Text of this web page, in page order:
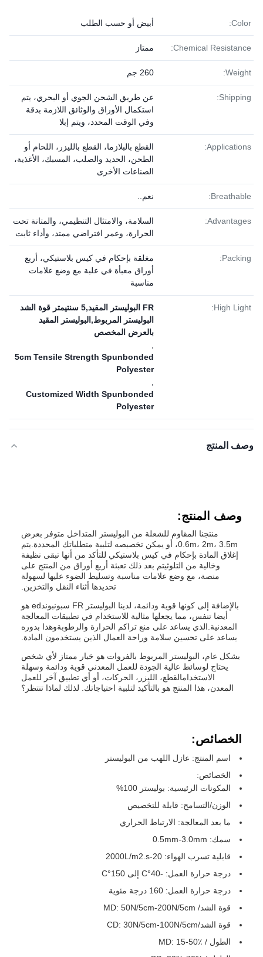
Color: أبيض أو حسب الطلب
Chemical Resistance: ممتاز
Weight: 260 جم
Shipping:
عن طريق الشحن الجوي أو البحري، يتم
استكمال الأوراق والوثائق اللازمة بدقة
وفي الوقت المحدد، ويتم إبلا
Applications:
القطع بالبلازما، القطع بالليزر، اللحام أو
الطحن، الحديد والصلب، المسبك، الأغذية،
الصناعات الأخرى
Breathable: نعم..
Advantages:
السلامة، والامتثال التنظيمي، والمتانة تحت
الحرارة، وعمر افتراضي ممتد، وأداء ثابت
Packing:
مغلقة بإحكام في كيس بلاستيكي، أربع
أوراق معبأة في علبة مع وضع علامات
مناسبة
High Light:
FR البوليستر المقيد,5 سنتيمتر قوة الشد
البوليستر المربوط,البوليستر المقيد
بالعرض المخصص
5cm Tensile Strength Spunbonded
Polyester
Customized Width Spunbonded
Polyester
وصف المنتج
وصف المنتج:
منتجنا المقاوم للشعلة من البوليستر المتداخل متوفر بعرض
0.6m، 2m، 3.5m، أو يمكن تخصيصه لتلبية متطلباتك المحددة.يتم
إغلاق المادة بإحكام في كيس بلاستيكي للتأكد من أنها تبقى نظيفة
وخالية من التلوثيتم بعد ذلك تعبئة أربع أوراق من المنتج على
منصة، مع وضع علامات مناسبة وتسليط الضوء عليها لسهولة
تحديدها أثناء النقل والتخزين.
بالإضافة إلى كونها قوية ودائمة، لدينا البوليستر FR سبونبوندed هو
أيضا تنفس، مما يجعلها مثالية للاستخدام في تطبيقات المعالجة
المعدنية.الذي يساعد على منع تراكم الحرارة والرطوبةوهذا بدوره
يساعد على تحسين سلامة وراحة العمال الذين يستخدمون المادة.
بشكل عام، البوليستر المربوط بالفروات هو خيار ممتاز لأي شخص
يحتاج لوسائط عالية الجودة للعمل المعدني قوية ودائمة وسهلة
الاستخدامالقطع، الليزر، الحركات، أو أي تطبيق آخر للعمل
المعدن، هذا المنتج هو بالتأكيد لتلبية احتياجاتك. لذلك لماذا تنتظر؟
الخصائص:
اسم المنتج: عازل اللهب من البوليستر
الخصائص:
المكونات الرئيسية: بوليستر 100%
الوزن/التسامح: قابلة للتخصيص
ما بعد المعالجة: الارتباط الحراري
سمك: 0.5mm-3.0mm
قابلية تسرب الهواء: 20-2000L/m2.s
درجة حرارة العمل: -40°C إلى 150°C
درجة حرارة العمل: 160 درجة مئوية
قوة الشد/ MD: 50N/5cm-200N/5cm
قوة الشد/CD: 30N/5cm-100N/5cm
الطول / MD: 15-50٪